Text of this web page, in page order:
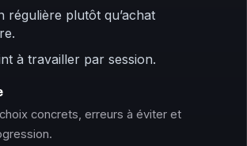
régulière plutôt qu’achat
à travailler par session.
concrets, erreurs à éviter et